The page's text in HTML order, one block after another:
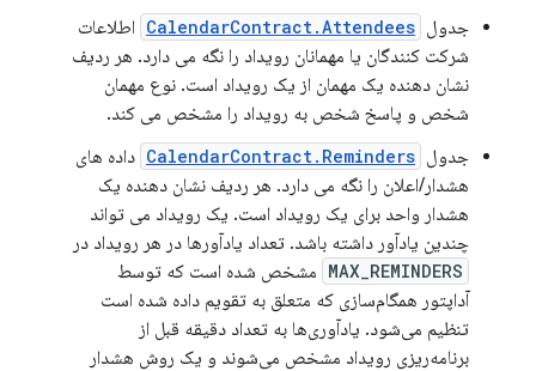
جدول CalendarContract.Attendees اطلاعات
شرکت کنندگان یا مهمانان رویداد را نگه می دارد. هر ردیف
نشان دهنده یک مهمان از یک رویداد است. نوع مهمان
شخص و پاسخ شخص به رویداد را مشخص می کند.
جدول CalendarContract.Reminders داده های
هشدار/اعلان را نگه می دارد. هر ردیف نشان دهنده یک
هشدار واحد برای یک رویداد است. یک رویداد می تواند
چندین یادآور داشته باشد. تعداد یادآورها در هر رویداد در
MAX_REMINDERS مشخص شده است که توسط
آداپتور همگام‌سازی که متعلق به تقویم داده شده است
تنظیم می‌شود. یادآوری‌ها به تعداد دقیقه قبل از
برنامه‌ریزی رویداد مشخص می‌شوند و یک روش هشدار